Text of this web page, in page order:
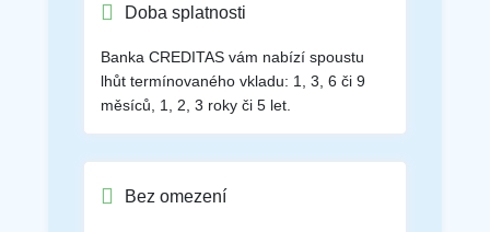
Doba splatnosti
Banka CREDITAS vám nabízí spoustu
lhůt termínovaného vkladu: 1, 3, 6 či 9
měsíců, 1, 2, 3 roky či 5 let.
Bez omezení